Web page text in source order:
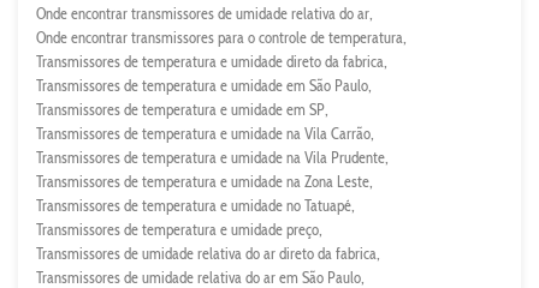
Onde encontrar transmissores de umidade relativa do ar
Onde encontrar transmissores para o controle de temperatura
Transmissores de temperatura e umidade direto da fabrica
Transmissores de temperatura e umidade em São Paulo
Transmissores de temperatura e umidade em SP
Transmissores de temperatura e umidade na Vila Carrão
Transmissores de temperatura e umidade na Vila Prudente
Transmissores de temperatura e umidade na Zona Leste
Transmissores de temperatura e umidade no Tatuapé
Transmissores de temperatura e umidade preço
Transmissores de umidade relativa do ar direto da fabrica
Transmissores de umidade relativa do ar em São Paulo